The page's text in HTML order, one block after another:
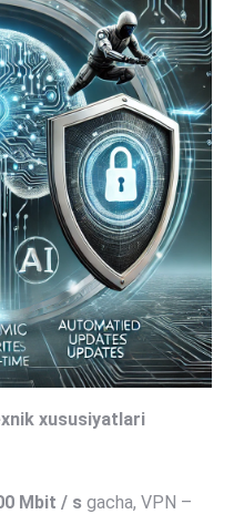
xususiyatlari
Mbit / s gacha, VPN –